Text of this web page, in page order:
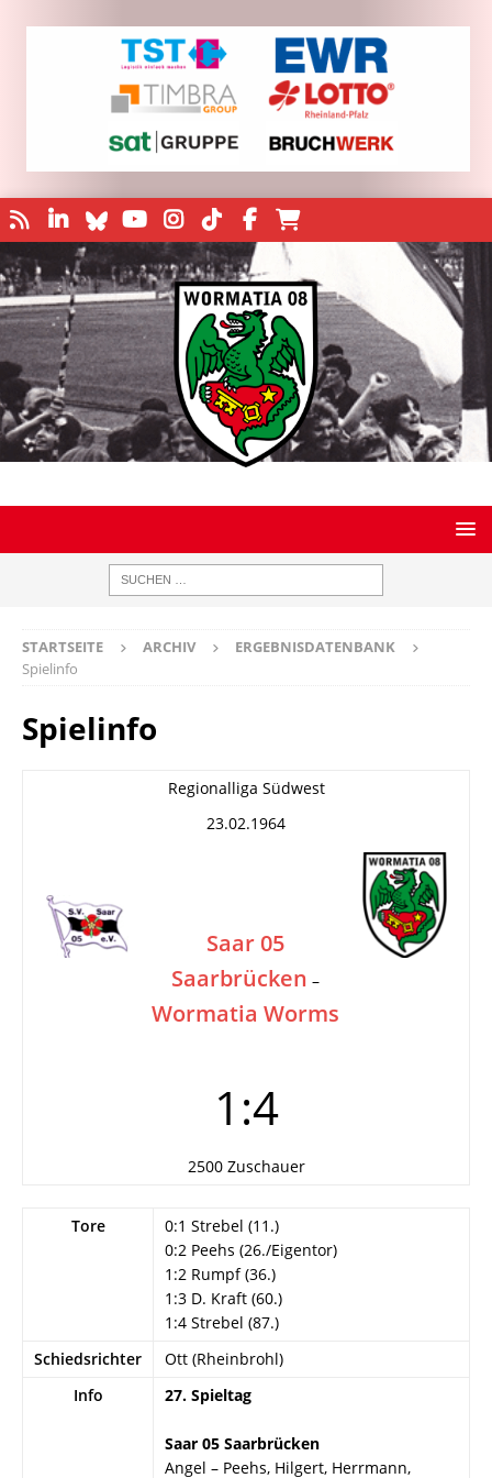
STARTSEITE ARCHIV
ERGEBNISDATENBANK
Spielinfo
Spielinfo
Regionalliga Südwest
23.02.1964
Saar 05
Saarbrücken –
Wormatia Worms
1:4
2500 Zuschauer
Tore
0:1 Strebel (11.)
0:2 Peehs (26./Eigentor)
1:2 Rumpf (36.)
1:3 D. Kraft (60.)
1:4 Strebel (87.)
Schiedsrichter
Ott (Rheinbrohl)
Info
27. Spieltag
Saar 05 Saarbrücken
Angel – Peehs, Hilgert, Herrmann,